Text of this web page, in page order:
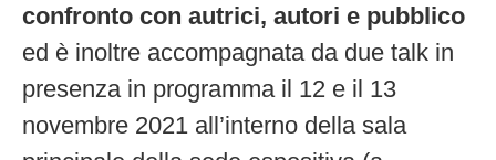
confronto con autrici, autori e pubblico
ed è inoltre accompagnata da due talk in
presenza in programma il 12 e il 13
novembre 2021 all’interno della sala